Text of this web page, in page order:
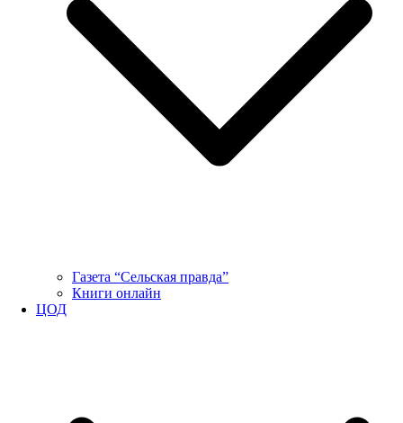
Газета “Сельская правда”
Книги онлайн
ЦОД